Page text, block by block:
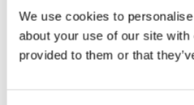
We use cookies to
about your use of our site
provided to them or that